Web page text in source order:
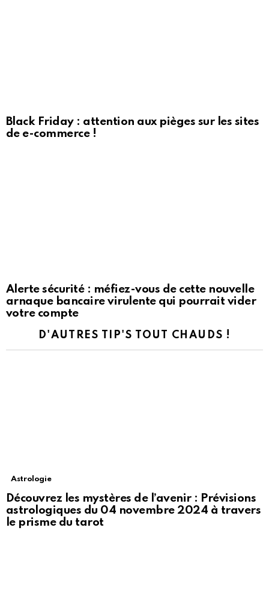
Black Friday : attention aux pièges sur les sites
de e-commerce !
Alerte sécurité : méfiez-vous de cette nouvelle
arnaque bancaire virulente qui pourrait vider
votre compte
D'AUTRES TIP'S TOUT CHAUDS !
Astrologie
Découvrez les mystères de l’avenir : Prévisions
astrologiques du 04 novembre 2024 à travers
le prisme du tarot